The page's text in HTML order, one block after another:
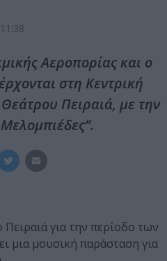
Αεροπορίας και ο
στη Κεντρική
Πειραιά, με την
για την περίοδο των
μια μουσική παράσταση για